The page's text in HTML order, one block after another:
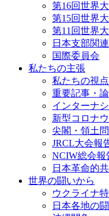
第16回世界
第15回世界
第11回世界
日本支部関連
国際委員会
私たちの主張
私たちの視
重要記事・
インターナ
新型コロナ
尖閣・領土
JRCL大会報
NCIW総会報
日本革命的
世界の闘いから
ウクライナ
日本各地の